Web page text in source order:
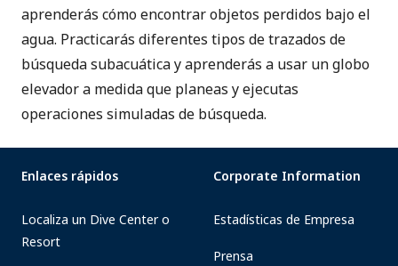
aprenderás cómo encontrar objetos perdidos bajo el
agua. Practicarás diferentes tipos de trazados de
búsqueda subacuática y aprenderás a usar un globo
elevador a medida que planeas y ejecutas
operaciones simuladas de búsqueda.
Enlaces rápidos
Localiza un Dive Center o
Resort
Corporate Information
Estadísticas de Empresa
Prensa